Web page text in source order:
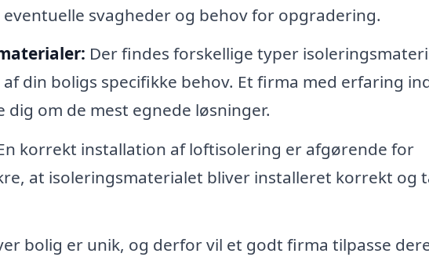
svagheder og behov for opgradering.
Der findes forskellige typer
din boligs specifikke behov. Et firma med erfaring
om de mest egnede løsninger.
korrekt installation af loftisolering er afgørende for
at isoleringsmaterialet bliver installeret korrekt og
bolig er unik, og derfor vil et godt firma tilpasse